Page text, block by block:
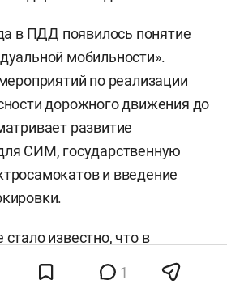
в ПДД появилось понятие
мобильности».
по реализации
дорожного движения до
развитие
СИМ, государственную
и введение
стало известно, что в
цифровой ID для
аренды самокатов.
1